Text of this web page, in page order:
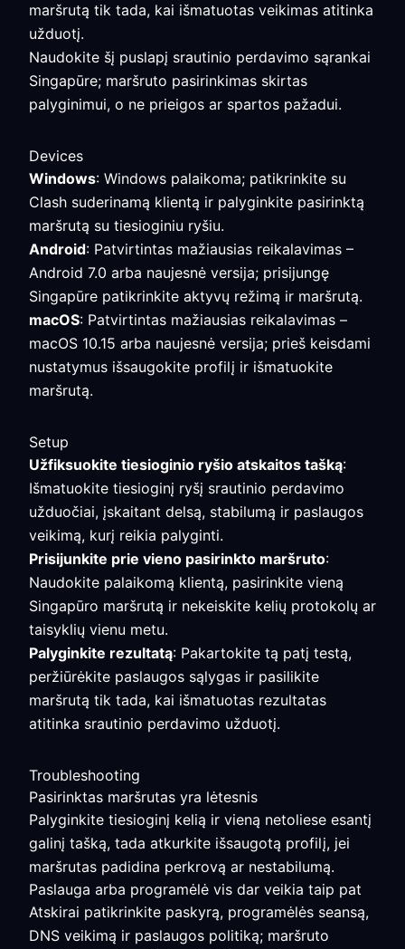
maršrutą tik tada, kai išmatuotas veikimas atitinka
užduotį.
Naudokite šį puslapį srautinio perdavimo sąrankai
Singapūre; maršruto pasirinkimas skirtas
palyginimui, o ne prieigos ar spartos pažadui.
Devices
Windows: Windows palaikoma; patikrinkite su
Clash suderinamą klientą ir palyginkite pasirinktą
maršrutą su tiesioginiu ryšiu.
Android: Patvirtintas mažiausias reikalavimas –
Android 7.0 arba naujesnė versija; prisijungę
Singapūre patikrinkite aktyvų režimą ir maršrutą.
macOS: Patvirtintas mažiausias reikalavimas –
macOS 10.15 arba naujesnė versija; prieš keisdami
nustatymus išsaugokite profilį ir išmatuokite
maršrutą.
Setup
Užfiksuokite tiesioginio ryšio atskaitos tašką:
Išmatuokite tiesioginį ryšį srautinio perdavimo
užduočiai, įskaitant delsą, stabilumą ir paslaugos
veikimą, kurį reikia palyginti.
Prisijunkite prie vieno pasirinkto maršruto:
Naudokite palaikomą klientą, pasirinkite vieną
Singapūro maršrutą ir nekeiskite kelių protokolų ar
taisyklių vienu metu.
Palyginkite rezultatą: Pakartokite tą patį testą,
peržiūrėkite paslaugos sąlygas ir pasilikite
maršrutą tik tada, kai išmatuotas rezultatas
atitinka srautinio perdavimo užduotį.
Troubleshooting
Pasirinktas maršrutas yra lėtesnis
Palyginkite tiesioginį kelią ir vieną netoliese esantį
galinį tašką, tada atkurkite išsaugotą profilį, jei
maršrutas padidina perkrovą ar nestabilumą.
Paslauga arba programėlė vis dar veikia taip pat
Atskirai patikrinkite paskyrą, programėlės seansą,
DNS veikimą ir paslaugos politiką; maršruto